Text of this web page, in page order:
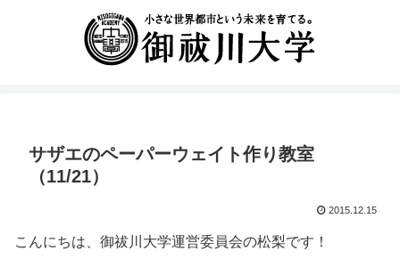
サザエのペーパーウェイト作り教室
（11/21）
2015.12.15
こんにちは、御祓川大学運営委員会の松梨です！